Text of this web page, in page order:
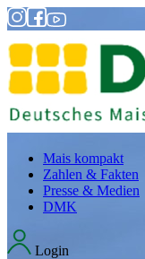
Mais kompakt
Zahlen & Fakten
Presse & Medien
DMK
Login